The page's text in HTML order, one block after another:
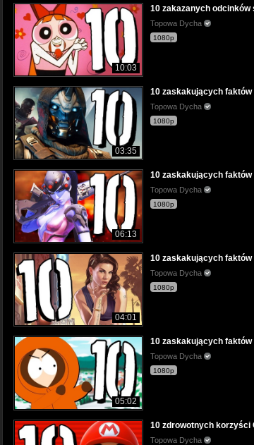
10:03
10 zakazanych odcinków
Topowa Dycha
1080p
03:35
10 zaskakujących faktów
Topowa Dycha
1080p
06:13
10 zaskakujących faktów
Topowa Dycha
1080p
04:01
10 zaskakujących faktów
Topowa Dycha
1080p
05:02
10 zaskakujących faktów
Topowa Dycha
1080p
10 zdrowotnych korzyści
Topowa Dycha